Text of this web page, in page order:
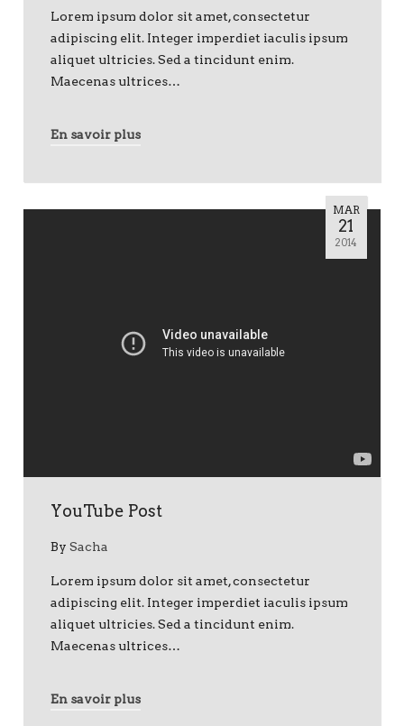
Lorem ipsum dolor sit amet, consectetur
adipiscing elit. Integer imperdiet iaculis ipsum
aliquet ultricies. Sed a tincidunt enim.
Maecenas ultrices…
En savoir plus
MAR
21
2014
YouTube Post
BySacha
Lorem ipsum dolor sit amet, consectetur
adipiscing elit. Integer imperdiet iaculis ipsum
aliquet ultricies. Sed a tincidunt enim.
Maecenas ultrices…
En savoir plus